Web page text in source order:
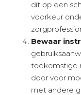
dit op een
voorkeur
Bewaar
toekomstige
door voor
met andere